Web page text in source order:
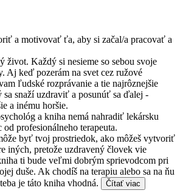
a motivovať ťa, aby si začal/a pracovať a
život. Každý si nesieme so sebou svoje
Aj keď pozerám na svet cez ružové
ľudské rozprávanie a tie najrôznejšie
snaží uzdraviť a posunúť sa ďalej -
a inému horšie.
a kniha nemá nahradiť lekársku
profesionálneho terapeuta.
byť tvoj prostriedok, ako môžeš vytvoriť
iných, pretože uzdravený človek vie
ti bude veľmi dobrým sprievodcom pri
duše. Ak chodíš na terapiu alebo sa na ňu
je táto kniha vhodná.
Čítať viac